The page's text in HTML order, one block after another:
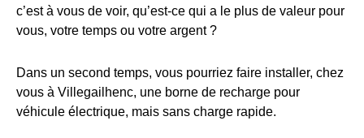
c’est à vous de voir, qu’est-ce qui a le plus de valeur pour
vous, votre temps ou votre argent ?
Dans un second temps, vous pourriez faire installer, chez
vous à Villegailhenc, une borne de recharge pour
véhicule électrique, mais sans charge rapide.